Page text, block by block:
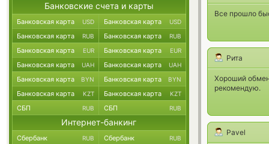
Все прошло
Рита
Хороший
рекомендую.
Pavel
Банковские счета и карты
Банковская карта USD Банковская карта USD
Банковская карта RUB Банковская карта RUB
Банковская карта EUR Банковская карта EUR
Банковская карта UAH Банковская карта UAH
Банковская карта BYN Банковская карта BYN
Банковская карта KZT Банковская карта KZT
СБП RUB СБП RUB
Интернет-банкинг
Сбербанк RUB Сбербанк RUB